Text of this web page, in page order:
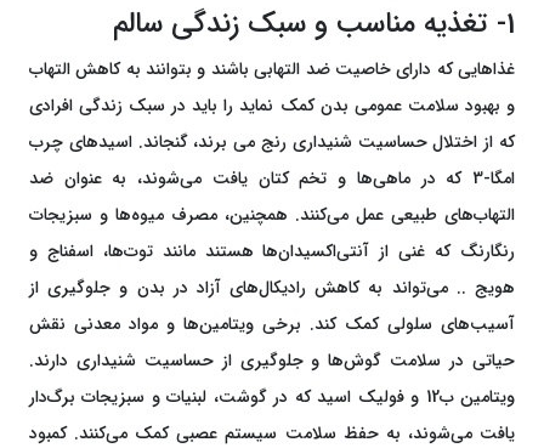
1- تغذیه مناسب و سبک زندگی سالم
غذاهایی که دارای خاصیت ضد التهابی باشند و بتوانند به کاهش التهاب
و بهبود سلامت عمومی بدن کمک نماید را باید در سبک زندگی افرادی
که از اختلال حساسیت شنیداری رنج می برند، گنجاند. اسیدهای چرب
امگا-3 که در ماهی‌ها و تخم کتان یافت می‌شوند، به عنوان ضد
التهاب‌های طبیعی عمل می‌کنند. همچنین، مصرف میوه‌ها و سبزیجات
رنگارنگ که غنی از آنتی‌اکسیدان‌ها هستند مانند توت‌ها، اسفناج و
هویج .. می‌تواند به کاهش رادیکال‌های آزاد در بدن و جلوگیری از
آسیب‌های سلولی کمک کند. برخی ویتامین‌ها و مواد معدنی نقش
حیاتی در سلامت گوش‌ها و جلوگیری از حساسیت شنیداری دارند.
ویتامین ب12 و فولیک اسید که در گوشت، لبنیات و سبزیجات برگ‌دار
یافت می‌شوند، به حفظ سلامت سیستم عصبی کمک می‌کنند. کمبود